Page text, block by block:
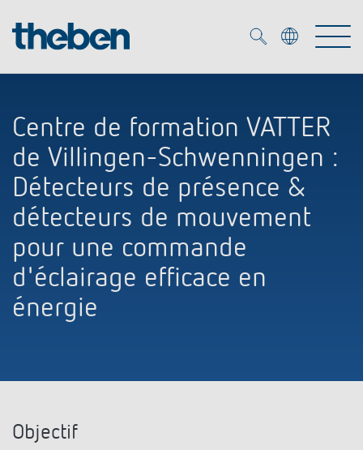
Produits
KNX
DALI
Détecteurs de présence et de mouvement
Régulation de chauffage
OEM
Solutions OEM
Experts OEM
Références
Contrôle du temps et de la lumière
Service
Catalogues et prospectus
Commande de catalogue
Nouveautés
Contact
Hotline
Recherche de produits
Centre de formation VATTER
de Villingen-Schwenningen :
Détecteurs de présence &
détecteurs de mouvement
pour une commande
d'éclairage efficace en
énergie
Objectif